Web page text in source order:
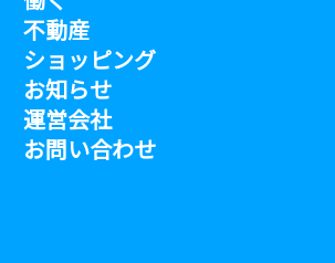
不動産
ショッピング
お知らせ
運営会社
お問い合わせ